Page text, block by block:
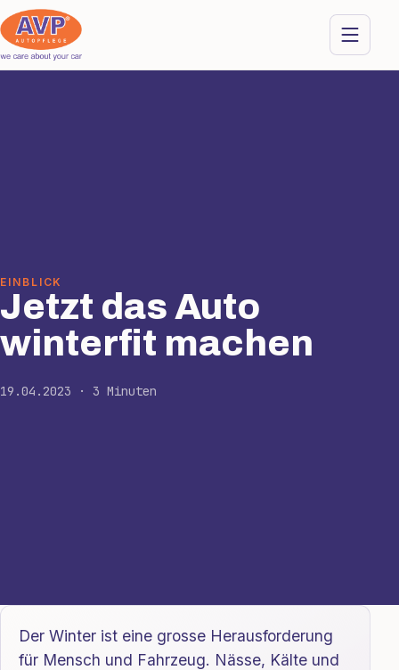
EINBLICK
Jetzt das Auto
winterfit machen
19.04.2023 · 3 Minuten
Der Winter ist eine grosse Herausforderung
für Mensch und Fahrzeug. Nässe, Kälte und